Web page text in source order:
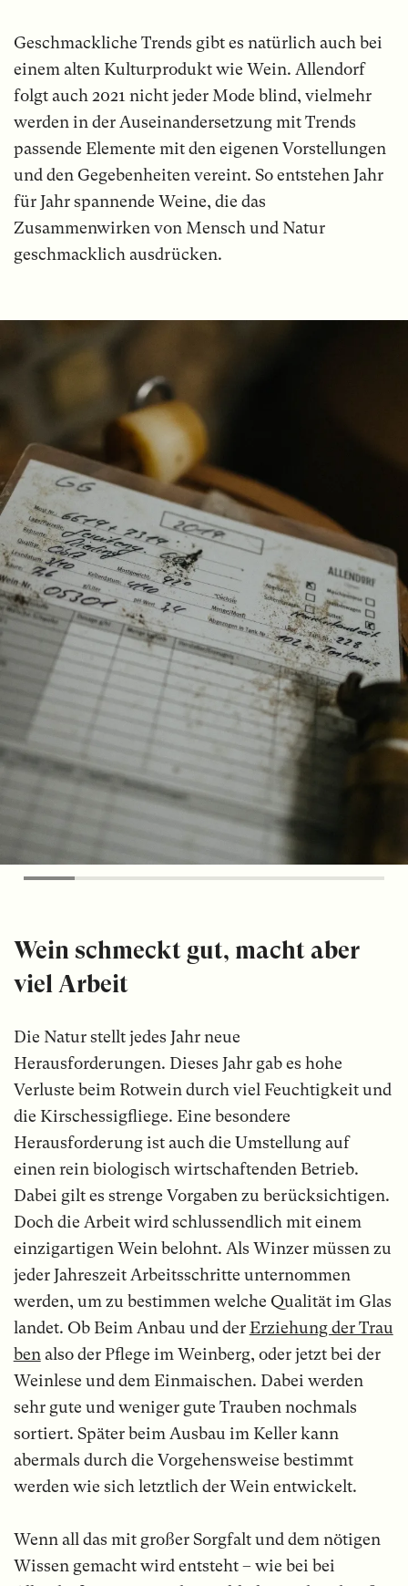
Geschmackliche Trends gibt es natürlich auch bei
einem alten Kulturprodukt wie Wein. Allendorf
folgt auch 2021 nicht jeder Mode blind, vielmehr
werden in der Auseinandersetzung mit Trends
passende Elemente mit den eigenen Vorstellungen
und den Gegebenheiten vereint. So entstehen Jahr
für Jahr spannende Weine, die das
Zusammenwirken von Mensch und Natur
geschmacklich ausdrücken.
Wein schmeckt gut, macht aber
viel Arbeit
Die Natur stellt jedes Jahr neue
Herausforderungen. Dieses Jahr gab es hohe
Verluste beim Rotwein durch viel Feuchtigkeit und
die Kirschessigfliege. Eine besondere
Herausforderung ist auch die Umstellung auf
einen rein biologisch wirtschaftenden Betrieb.
Dabei gilt es strenge Vorgaben zu berücksichtigen.
Doch die Arbeit wird schlussendlich mit einem
einzigartigen Wein belohnt. Als Winzer müssen zu
jeder Jahreszeit Arbeitsschritte unternommen
werden, um zu bestimmen welche Qualität im Glas
landet. Ob Beim Anbau und der Erziehung der Trau
benalso der Pflege im Weinberg, oder jetzt bei der
Weinlese und dem Einmaischen. Dabei werden
sehr gute und weniger gute Trauben nochmals
sortiert. Später beim Ausbau im Keller kann
abermals durch die Vorgehensweise bestimmt
werden wie sich letztlich der Wein entwickelt.
Wenn all das mit großer Sorgfalt und dem nötigen
Wissen gemacht wird entsteht – wie bei bei